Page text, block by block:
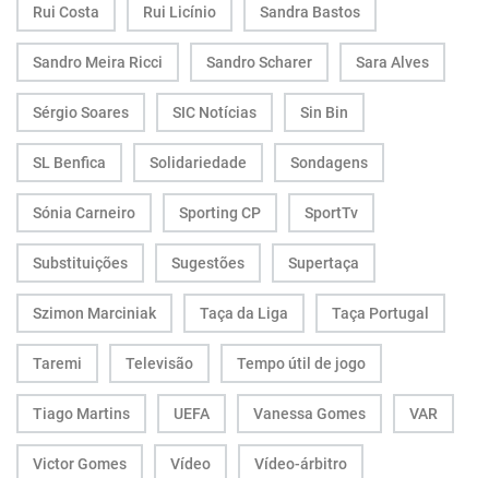
Rui Costa Rui Licínio Sandra Bastos
Sandro Meira Ricci Sandro Scharer Sara Alves
Sérgio Soares SIC Notícias Sin Bin
SL Benfica Solidariedade Sondagens
Sónia Carneiro Sporting CP SportTv
Substituições Sugestões Supertaça
Szimon Marciniak Taça da Liga Taça Portugal
Taremi Televisão Tempo útil de jogo
Tiago Martins UEFA Vanessa Gomes VAR
Victor Gomes Vídeo Vídeo-árbitro